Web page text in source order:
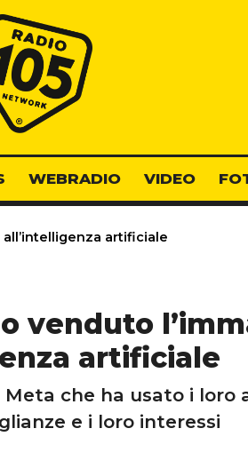
Radio 105
WEBRADIO VIDEO
artificiale
venduto
artificiale
che ha usato i
e i loro interessi